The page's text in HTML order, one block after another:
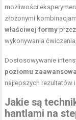
możliwości
złożonymi
właściwej formy
wykonywania
Dostosowywanie
poziomu
najlepszych rezultatów
Jakie są
hantlami na